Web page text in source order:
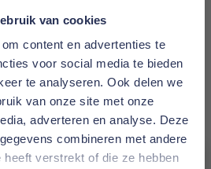
van cookies
content en advertenties te
voor social media te bieden
te analyseren. Ook delen we
van onze site met onze
adverteren en analyse. Deze
combineren met andere
heeft verstrekt of die ze hebben